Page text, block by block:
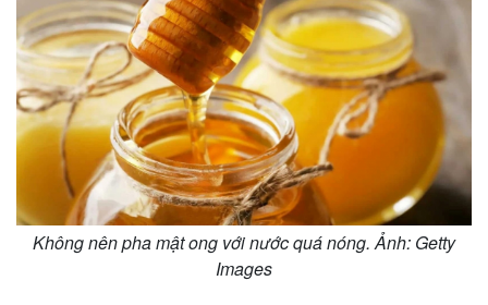
Không nên pha mật ong với nước quá nóng. Ảnh: Getty
Images